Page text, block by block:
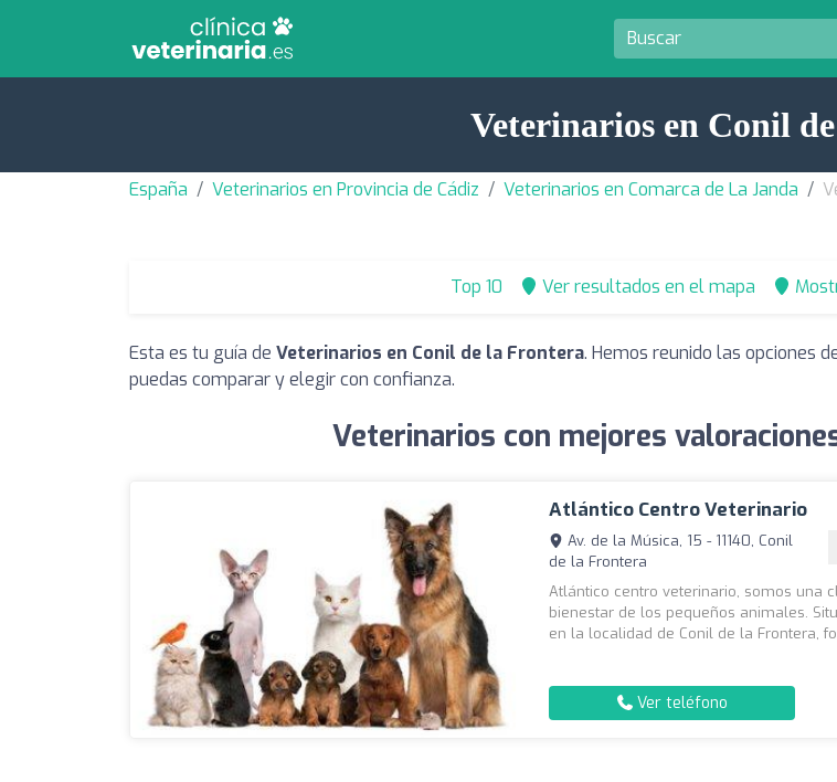
Veterinarios en Conil
España Veterinarios en Provincia de Cádiz Veterinarios en Comarca de La Janda
Top 10 Ver resultados en el mapa
Esta es tu guía de Veterinarios en Conil de la Frontera. Hemos reunido las opciones
puedas comparar y elegir con confianza.
Veterinarios con mejores
Atlántico Centro Veterinario
Av. de la Música, 15 - 11140, Conil
de la Frontera
Atlántico centro veterinario, somos una
bienestar de los pequeños animales.
en la localidad de Conil de la Frontera,
Ver teléfono